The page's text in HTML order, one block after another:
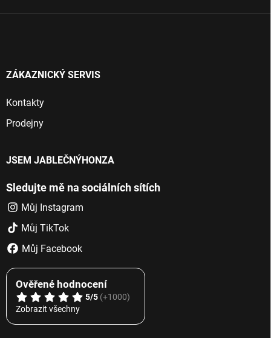
ZÁKAZNICKÝ SERVIS
Kontakty
Prodejny
JSEM JABLEČNÝHONZA
Sledujte mě na sociálních sítích
Můj Instagram
Můj TikTok
Můj Facebook
Ověřené hodnocení
5/5 (+1000)
Zobrazit všechny